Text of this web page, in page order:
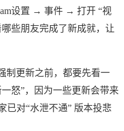
设置 → 事件 → 打开 “视
些朋友完成了新成就，让
制更新之前，都要先看一
怒”，因为一些更新会带来
已对“水泄不通” 版本投悲